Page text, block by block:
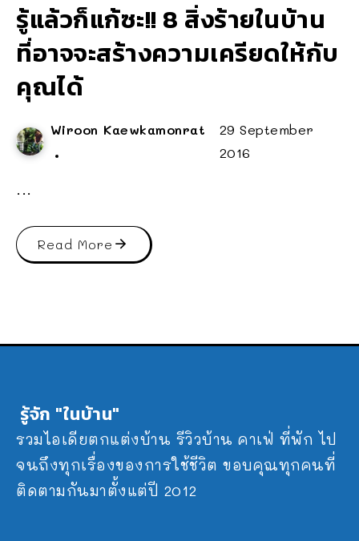
รู้แล้วก็แก้ซะ!! 8 สิ่งร้ายในบ้าน
ที่อาจจะสร้างความเครียดให้กับ
คุณได้
Wiroon Kaewkamonrat
29 September
2016
...
Read More
รู้จัก "ในบ้าน"
รวมไอเดียตกแต่งบ้าน รีวิวบ้าน คาเฟ่ ที่พัก ไป
จนถึงทุกเรื่องของการใช้ชีวิต ขอบคุณทุกคนที่
ติดตามกันมาตั้งแต่ปี 2012